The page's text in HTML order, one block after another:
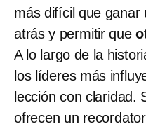
más difícil que ganar
atrás y permitir que
A lo largo de la
los líderes más
lección con claridad.
ofrecen un